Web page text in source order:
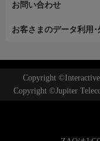
お問い合わせ
お客さまのデータ利用
Copyright
Copyright ©Jupiter